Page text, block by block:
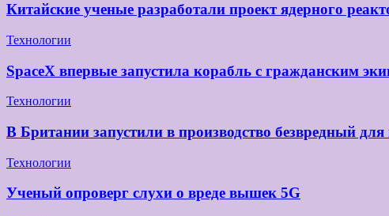
Китайские ученые разработали проект ядерного
Технологии
SpaceX впервые запустила корабль с гражданским
Технологии
В Британии запустили в производство безвредный
Технологии
Ученый опроверг слухи о вреде вышек 5G